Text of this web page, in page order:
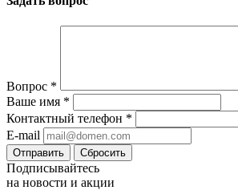
Вопрос *
Ваше имя *
Контактный телефон *
E-mail
Сбросить
Подписывайтесь
на новости и акции